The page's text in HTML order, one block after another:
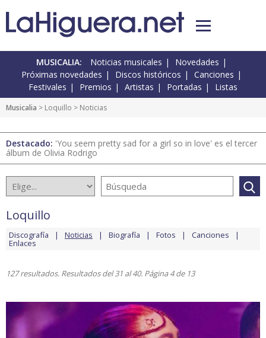
MUSICALIA: Noticias musicales
Novedades
Próximas novedades
Discos históricos
Canciones
Festivales
Premios Artistas Portadas Listas
Musicalia > Loquillo > Noticias
Destacado: 'You seem pretty sad for a girl so in love' es el tercer
álbum de Olivia Rodrigo
Loquillo
Discografía Noticias Biografía Fotos Canciones
Enlaces
127 resultados. Resultados del 31 al 40. Página 4 de 13